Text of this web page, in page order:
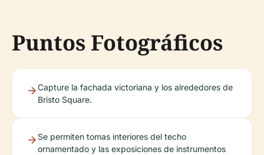
Puntos Fotográficos
Capture la fachada victoriana y los alrededores de
Bristo Square.
Se permiten tomas interiores del techo
ornamentado y las exposiciones de instrumentos